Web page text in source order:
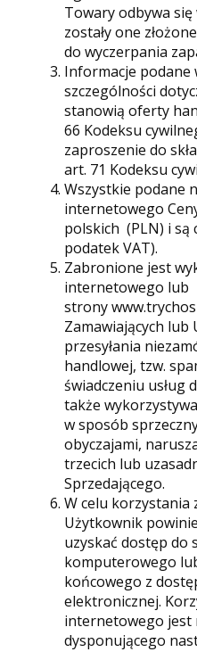
Towary odbywa
zostały one
do wyczerpania
Informacje podane
szczególności
stanowią oferty
66 Kodeksu
zaproszenie do
art. 71 Kodeksu
Wszystkie podane
internetowego
polskich (PLN) i są
podatek VAT).
Zabronione jest
internetowego lub
strony
Zamawiających
przesyłania
handlowej, tzw.
świadczeniu usług
także
w sposób
obyczajami,
trzecich lub
Sprzedającego.
W celu korzystania
Użytkownik
uzyskać dostęp do
komputerowego
końcowego z
elektronicznej.
internetowego jest
dysponującego